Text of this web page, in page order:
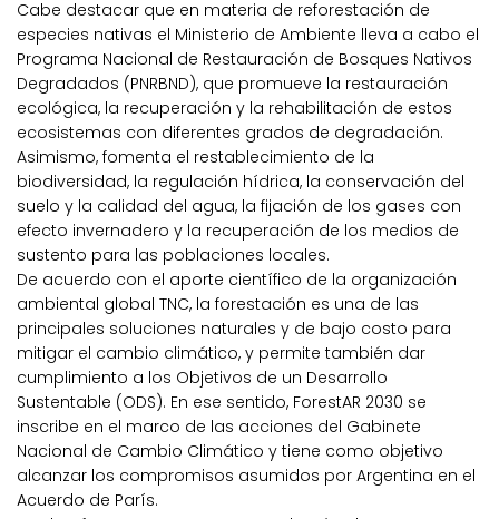
Cabe destacar que en materia de reforestación de
especies nativas el Ministerio de Ambiente lleva a cabo el
Programa Nacional de Restauración de Bosques Nativos
Degradados (PNRBND), que promueve la restauración
ecológica, la recuperación y la rehabilitación de estos
ecosistemas con diferentes grados de degradación.
Asimismo, fomenta el restablecimiento de la
biodiversidad, la regulación hídrica, la conservación del
suelo y la calidad del agua, la fijación de los gases con
efecto invernadero y la recuperación de los medios de
sustento para las poblaciones locales.
De acuerdo con el aporte científico de la organización
ambiental global TNC, la forestación es una de las
principales soluciones naturales y de bajo costo para
mitigar el cambio climático, y permite también dar
cumplimiento a los Objetivos de un Desarrollo
Sustentable (ODS). En ese sentido, ForestAR 2030 se
inscribe en el marco de las acciones del Gabinete
Nacional de Cambio Climático y tiene como objetivo
alcanzar los compromisos asumidos por Argentina en el
Acuerdo de París.